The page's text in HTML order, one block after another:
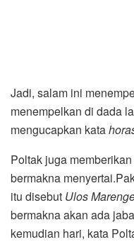
Jadi, salam ini
menempelkan di dada
mengucapkan kata
Poltak juga memberikan
bermakna
itu disebut Ulos
bermakna akan ada
kemudian hari, kata